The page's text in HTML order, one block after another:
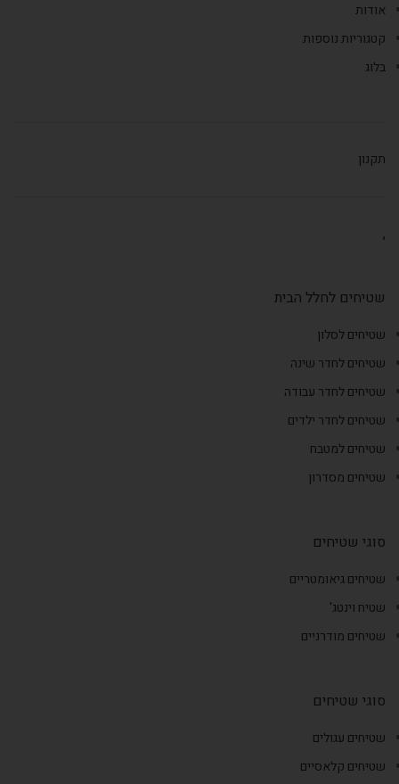
אודות
קטגוריות נוספות
בלוג
תקנון
,
שטיחים לחלל הבית
שטיחים לסלון
שטיחים לחדר שינה
שטיחים לחדר עבודה
שטיחים לחדר ילדים
שטיחים למטבח
שטיחים מסדרון
סוגי שטיחים
שטיחים גיאומטריים
שטיח וינטג'
שטיחים מודרניים
סוגי שטיחים
שטיחים עגולים
שטיחים קלאסיים